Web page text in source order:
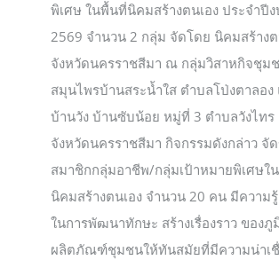
พิเศษ ในพื้นที่นิคมสร้างตนเอง ประจำปี
2569 จำนวน 2 กลุ่ม จัดโดย นิคมสร้างต
จังหวัดนครราชสีมา ณ กลุ่มวิสาหกิจชุม
สมุนไพรบ้านสระน้ำใส ตำบลโป่งตาลอ
บ้านวัง บ้านซับน้อย หมู่ที่ 3 ตำบลวังไทร
จังหวัดนครราชสีมา กิจกรรมดังกล่าว จั
สมาชิกกลุ่มอาชีพ/กลุ่มเป้าหมายพิเศษใ
นิคมสร้างตนเอง จำนวน 20 คน มีความรู้
ในการพัฒนาทักษะ สร้างเรื่องราว ของ
ผลิตภัณฑ์ชุมชนให้ทันสมัยที่มีความน่าเชื่